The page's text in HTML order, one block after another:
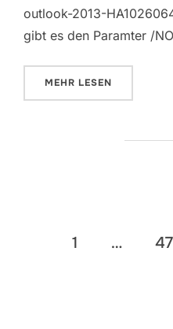
outlook-2013-
gibt es den Paramter /
MEHR ÜBER „OUTLOOK
LESEN
1 … 47